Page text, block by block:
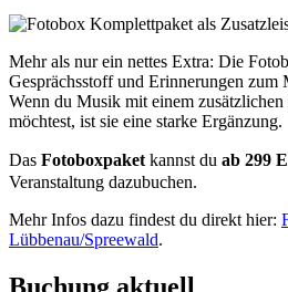
Mehr als nur ein nettes Extra: Die
Gesprächsstoff und Erinnerungen zum
Wenn du Musik mit einem
möchtest, ist sie eine starke Ergänzung.
Das Fotoboxpaket kannst du ab 299
Veranstaltung dazubuchen.
Mehr Infos dazu findest du direkt hier:
Lübbenau/Spreewald.
Buchung aktuell